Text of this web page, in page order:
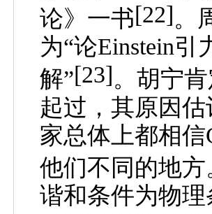
论》一书[22]。
为“论Einstein引
解”[23]。胡宁
起过，其原因
家总体上都相信
他们不同的地
谐和条件为物理